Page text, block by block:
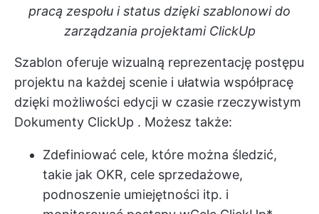
pracą zespołu i status dzięki szablonowi do
zarządzania projektami ClickUp
Szablon oferuje wizualną reprezentację postępu
projektu na każdej scenie i ułatwia współpracę
dzięki możliwości edycji w czasie rzeczywistym
Dokumenty ClickUp . Możesz także:
Zdefiniować cele, które można śledzić,
takie jak OKR, cele sprzedażowe,
podnoszenie umiejętności itp. i